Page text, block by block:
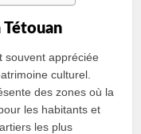
Tétouan
souvent appréciée
culturel.
des zones où la
les habitants et
les plus